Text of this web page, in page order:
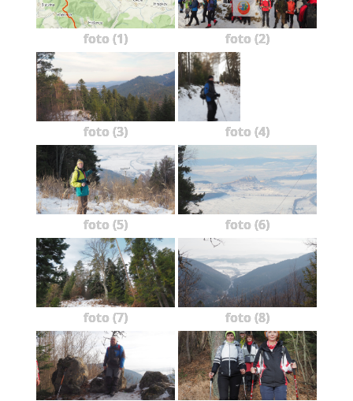
foto (1) foto (2)
foto (3) foto (4)
foto (5) foto (6)
foto (7) foto (8)